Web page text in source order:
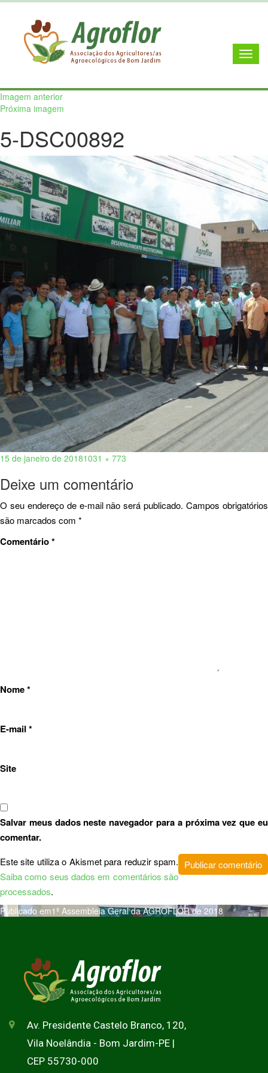
Imagem anterior
Próxima imagem
5-DSC00892
15 de janeiro de 20181031 × 773
Deixe um comentário
O seu endereço de e-mail não será publicado. Campos obrigatórios
são marcados com *
Comentário*
Nome*
E-mail *
Site
Salvar meus dados neste navegador para a próxima vez que eu
comentar.
Este site utiliza o Akismet para reduzir spam.
Saiba como seus dados em comentários são
processados.
Publicado em1ª Assembleia Geral da AGROFLOR de 2018
Av. Presidente Castelo Branco, 120,
Vila Noelândia - Bom Jardim-PE |
CEP 55730-000